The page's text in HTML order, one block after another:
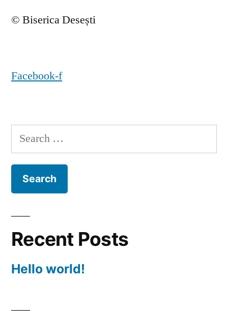
© Biserica Desești
Facebook-f
Search
for:
Recent Posts
Hello world!